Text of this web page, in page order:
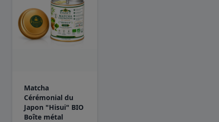
Matcha
Cérémonial du
Japon "Hisui" BIO
Boîte métal